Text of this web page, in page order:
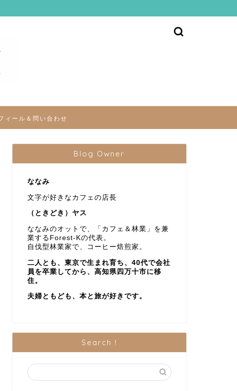
ィール＆問い合わせ
Blog Owner
ななみ
文字が好きなカフェの店長
（ときどき）ヤス
ななみのオットで、「カフェ＆林業」を兼
業するForest-Kの代表。
自伐型林業家で、コーヒー焙煎家。
二人とも、東京で生まれ育ち、40代で会社
員を卒業してから、高知県四万十市に移
住。
夫婦ともども、本と旅が好きです。
Search !